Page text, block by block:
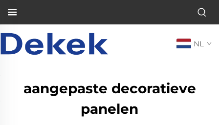
NL
aangepaste decoratieve
panelen